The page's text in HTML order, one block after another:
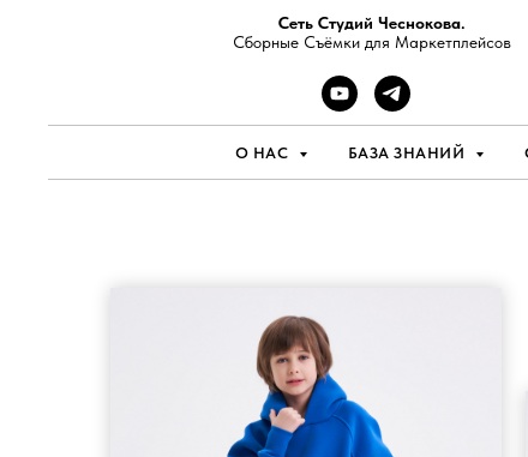
Сеть Студий Чеснокова.
Сборные Съёмки для Маркетплейсов
О НАС БАЗА ЗНАНИЙ